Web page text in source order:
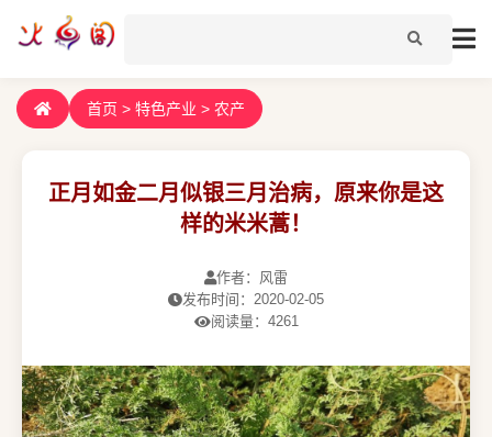
首页 > 特色产业 > 农产
正月如金二月似银三月治病，原来你是这
样的米米蒿！
作者：风雷
发布时间：2020-02-05
阅读量：4261